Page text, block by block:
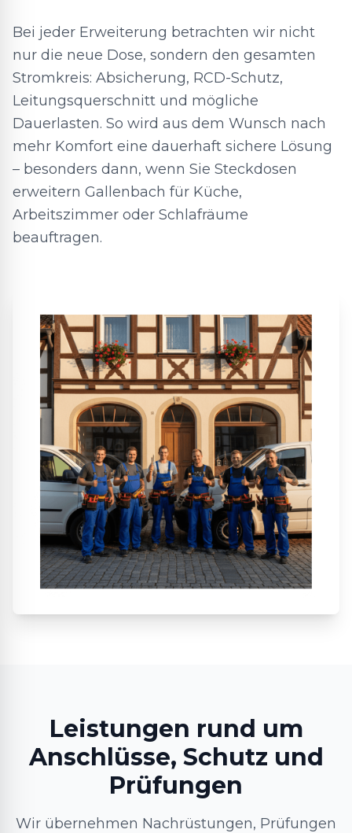
Bei jeder Erweiterung betrachten wir nicht
nur die neue Dose, sondern den gesamten
Stromkreis: Absicherung, RCD-Schutz,
Leitungsquerschnitt und mögliche
Dauerlasten. So wird aus dem Wunsch nach
mehr Komfort eine dauerhaft sichere Lösung
– besonders dann, wenn Sie Steckdosen
erweitern Gallenbach für Küche,
Arbeitszimmer oder Schlafräume
beauftragen.
Leistungen rund um
Anschlüsse, Schutz und
Prüfungen
Wir übernehmen Nachrüstungen, Prüfungen